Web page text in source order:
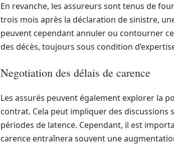
En revanche, les assureurs sont tenus de
trois mois après la déclaration de sinistre,
peuvent cependant annuler ou contourner
des décès, toujours sous condition
Negotiation des délais de carence
Les assurés peuvent également explorer la
contrat. Cela peut impliquer des
périodes de latence. Cependant, il est
carence entraînera souvent une